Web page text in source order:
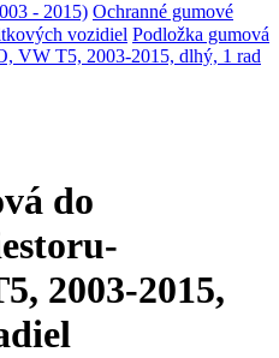
- 2015) Ochranné gumové
vozidiel Podložka gumová
VW T5, 2003-2015, dlhý, 1 rad
do
2003-2015,